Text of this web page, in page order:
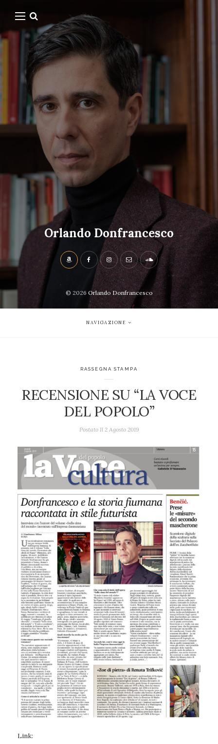
Orlando Donfrancesco
© 2026 Orlando Donfrancesco
NAVIGAZIONE
RASSEGNA STAMPA
RECENSIONE SU “LA VOCE
DEL POPOLO”
Postato Il 2 Agosto 2019
Link: